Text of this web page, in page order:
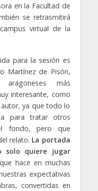
en la Facultad de
se retrasmitirá
virtual de la
para la sesión es
Martínez de Pisón,
más
interesante, como
ya que todo lo
para tratar otros
fondo, pero que
relato. La portada
solo quiere jugar
hace en muchas
expectativas
convertidas en